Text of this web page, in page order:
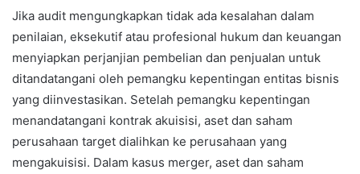
Jika audit mengungkapkan tidak ada kesalahan dalam
penilaian, eksekutif atau profesional hukum dan keuangan
menyiapkan perjanjian pembelian dan penjualan untuk
ditandatangani oleh pemangku kepentingan entitas bisnis
yang diinvestasikan. Setelah pemangku kepentingan
menandatangani kontrak akuisisi, aset dan saham
perusahaan target dialihkan ke perusahaan yang
mengakuisisi. Dalam kasus merger, aset dan saham